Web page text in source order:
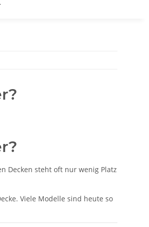
Decken steht oft nur wenig Platz
Viele Modelle sind heute so